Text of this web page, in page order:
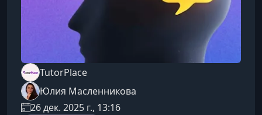
TutorPlace
Юлия Масленникова
26 дек. 2025 г., 13:16